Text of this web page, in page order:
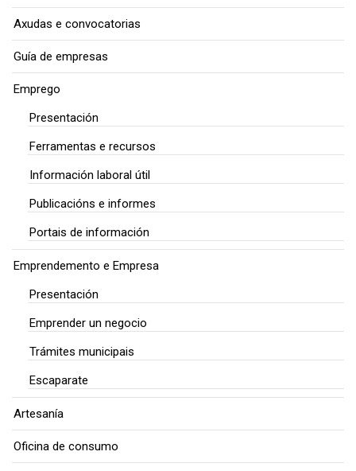
Axudas e convocatorias
Guía de empresas
Emprego
Presentación
Ferramentas e recursos
Información laboral útil
Publicacións e informes
Portais de información
Emprendemento e Empresa
Presentación
Emprender un negocio
Trámites municipais
Escaparate
Artesanía
Oficina de consumo